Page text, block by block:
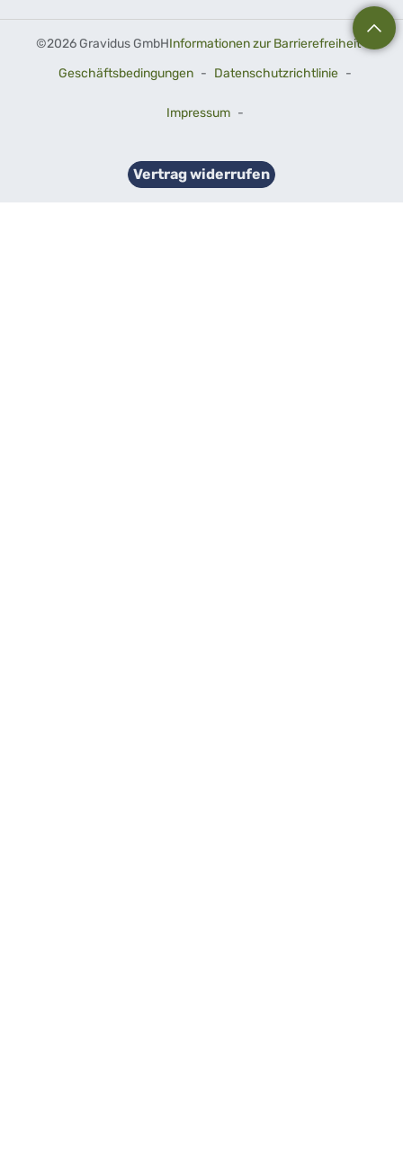
©2026 Gravidus GmbHInformationen zur Barrierefreiheit-
Geschäftsbedingungen - Datenschutzrichtlinie -
Impressum -
Vertrag widerrufen